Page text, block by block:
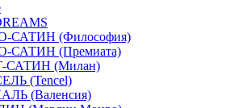
САТИН (Философия)
САТИН (Премиата)
САТИН (Милан)
(Tencel)
(Валенсия)